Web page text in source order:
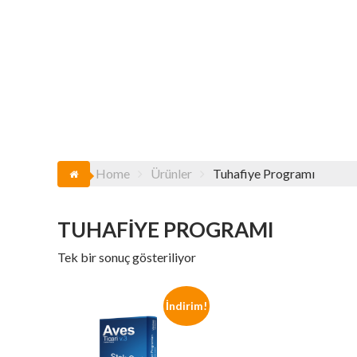
Home Ürünler Tuhafiye Programı
TUHAFIYE PROGRAMI
Tek bir sonuç gösteriliyor
İndirim!